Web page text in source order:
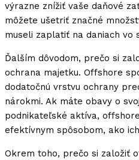
výrazne znížiť vaše daňové
môžete ušetriť značné
museli zaplatiť na daniach vo
Ďalším dôvodom, prečo si
ochrana majetku. Offshore
dodatočnú vrstvu ochrany
nárokmi. Ak máte obavy o
podnikateľské aktíva,
efektívnym spôsobom, ako
Okrem toho, prečo si založiť